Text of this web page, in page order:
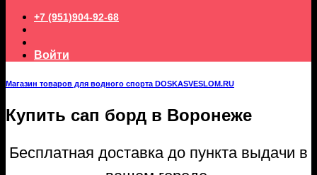
+7 (951)904-92-68
Войти
Магазин товаров для водного спорта DOSKASVESLOM.RU
Купить сап борд в Воронеже
Бесплатная доставка до пункта выдачи в